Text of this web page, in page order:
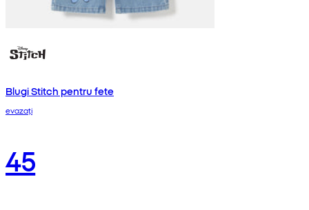
Blugi Stitch pentru fete
evazați
45